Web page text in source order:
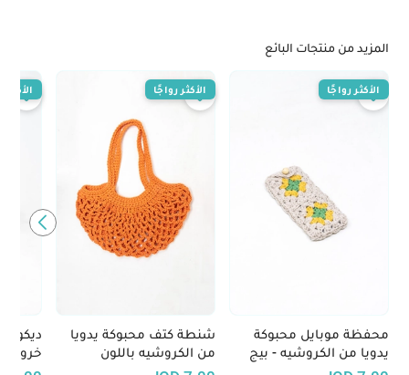
المزيد من منتجات البائع
محفظة موبايل محبوكة
يدويا من الكروشيه - بيج
وأخضر وأصفر
الأكثر رواجًا
شنطة كتف محبوكة يدويا
من الكروشيه باللون
البرتقالي
الأكثر رواجًا
ديكور
خروف
الأكثر